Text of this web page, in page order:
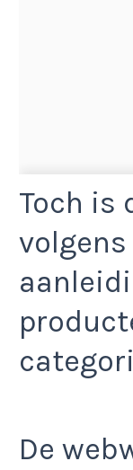
Toch is
De